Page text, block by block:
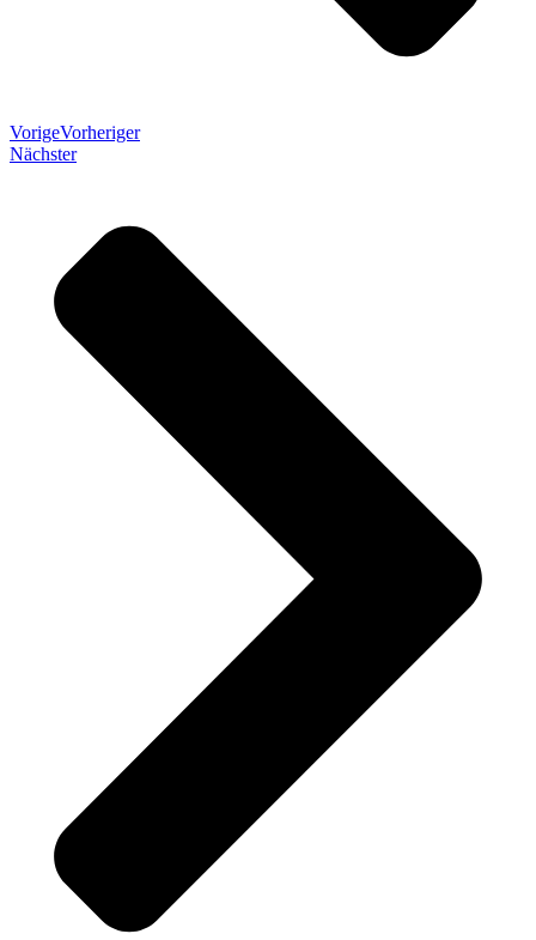
VorigeVorheriger
Nächster